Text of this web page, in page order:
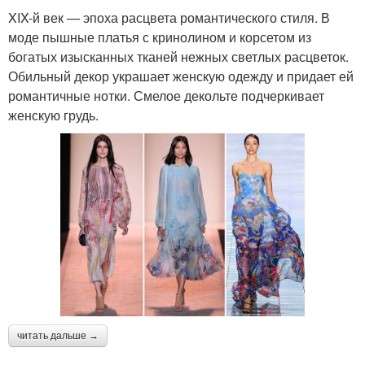
XIX-й век — эпоха расцвета романтического стиля. В
моде пышные платья с кринолином и корсетом из
богатых изысканных тканей нежных светлых расцветок.
Обильный декор украшает женскую одежду и придает ей
романтичные нотки. Смелое декольте подчеркивает
женскую грудь.
читать дальше →